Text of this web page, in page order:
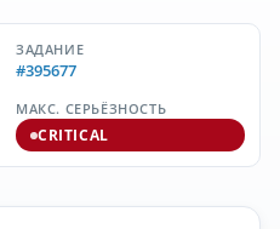
ЗАДАНИЕ
#395677
МАКС. СЕРЬЁЗНОСТЬ
CRITICAL